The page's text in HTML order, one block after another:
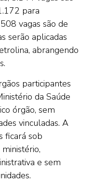
para
vagas são de
serão aplicadas
abrangendo
participantes
da Saúde
órgão, sem
vinculadas. A
ficará sob
e sem